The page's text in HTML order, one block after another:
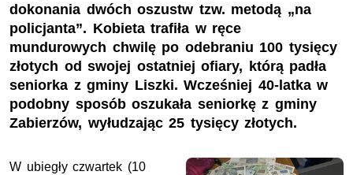
dokonania dwóch oszustw tzw. metodą „na
policjanta”. Kobieta trafiła w ręce
mundurowych chwilę po odebraniu 100 tysięcy
złotych od swojej ostatniej ofiary, którą padła
seniorka z gminy Liszki. Wcześniej 40-latka w
podobny sposób oszukała seniorkę z gminy
Zabierzów, wyłudzając 25 tysięcy złotych.
W ubiegły czwartek (10